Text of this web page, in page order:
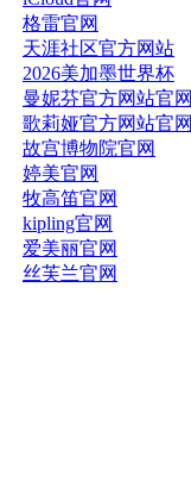
格雷官网
天涯社区官方网站
2026美加墨世界杯
曼妮芬官方网站官
歌莉娅官方网站官
故宫博物院官网
婷美官网
牧高笛官网
kipling官网
爱美丽官网
丝芙兰官网